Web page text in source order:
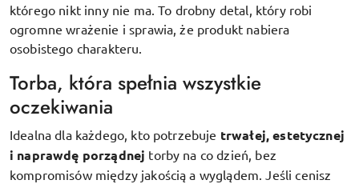
którego nikt inny nie ma. To drobny detal, który robi
ogromne wrażenie i sprawia, że produkt nabiera
osobistego charakteru.
Torba, która spełnia wszystkie
oczekiwania
Idealna dla każdego, kto potrzebuje trwałej, estetycznej
i naprawdę porządnej torby na co dzień, bez
kompromisów między jakością a wyglądem. Jeśli cenisz